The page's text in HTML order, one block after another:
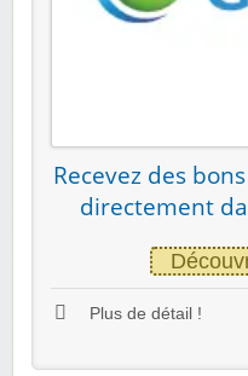
Recevez des
directement
Plus de détail !